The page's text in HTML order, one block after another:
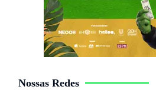
Nossas Redes